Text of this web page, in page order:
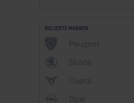
BELIEBTE MARKEN
Peugeot
Skoda
Cupra
Opel